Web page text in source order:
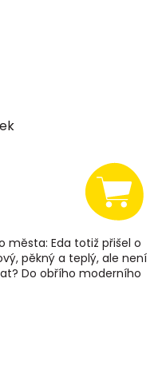
města: Eda totiž přišel o
pěkný a teplý, ale není
Do obřího moderního